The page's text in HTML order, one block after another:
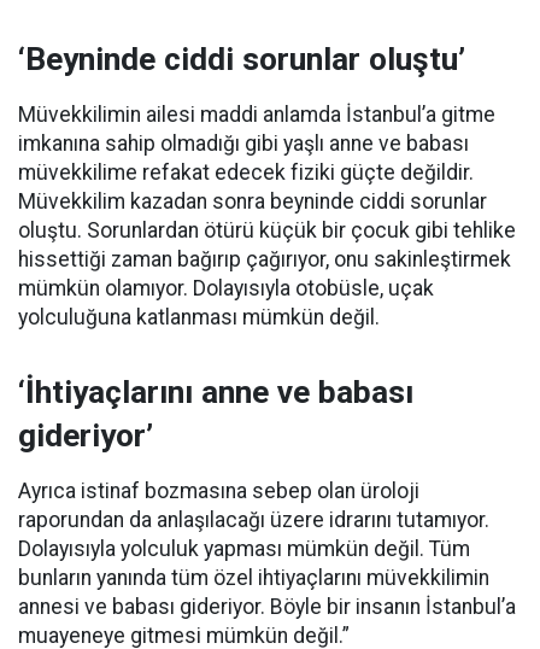
‘Beyninde ciddi sorunlar oluştu’
Müvekkilimin ailesi maddi anlamda İstanbul’a gitme
imkanına sahip olmadığı gibi yaşlı anne ve babası
müvekkilime refakat edecek fiziki güçte değildir.
Müvekkilim kazadan sonra beyninde ciddi sorunlar
oluştu. Sorunlardan ötürü küçük bir çocuk gibi tehlike
hissettiği zaman bağırıp çağırıyor, onu sakinleştirmek
mümkün olamıyor. Dolayısıyla otobüsle, uçak
yolculuğuna katlanması mümkün değil.
‘İhtiyaçlarını anne ve babası
gideriyor’
Ayrıca istinaf bozmasına sebep olan üroloji
raporundan da anlaşılacağı üzere idrarını tutamıyor.
Dolayısıyla yolculuk yapması mümkün değil. Tüm
bunların yanında tüm özel ihtiyaçlarını müvekkilimin
annesi ve babası gideriyor. Böyle bir insanın İstanbul’a
muayeneye gitmesi mümkün değil.”